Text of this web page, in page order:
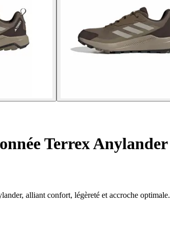
Terrex Anylander
alliant confort, légèreté et accroche optimale.